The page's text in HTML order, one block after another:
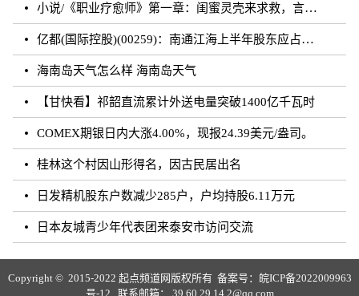
小说/《职业疗愈师》第一章：闺蜜灵壳来求救，言闻雨对付暗灵
亿都(国际控股)(00259)：南通江海上半年股东应占溢利约3.62亿元 同比增加21.01%
海南岛天气怎么样 海南岛天气
【甘快看】祁韶直流累计外送电量突破1400亿千瓦时
COMEX期银日内大涨4.00%，现报24.39美元/盎司。
桂林这个村因山形得名，因古民居出名
日发精机股东户数减少285户，户均持股6.11万元
日本友城青少年代表团来泰安市访问交流
Copyright © 2015-2022 起点频道网版权所有 备案号： 皖ICP备2022009963
号-12 联系邮箱： 39 60 29 14 2@qq.com